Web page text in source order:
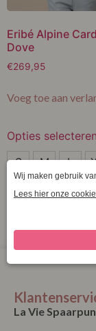
Eribé Alpine
Dove
€269,95
Voeg toe aan
Opties selecteren
S
S M L
Clear
La Vie